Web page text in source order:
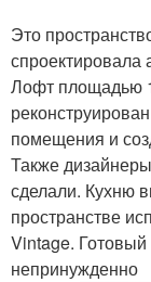
Это
спроектировала
Лофт площадью
помещения и
Также
сделали. Кухню
пространстве
Vintage. Готовый
непринужденно